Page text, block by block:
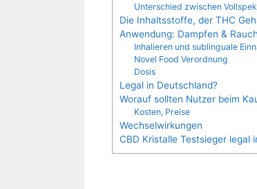
Unterschied zwischen
Die Inhaltsstoffe, der THC
Anwendung: Dampfen &
Inhalieren und sublinguale
Novel Food Verordnung
Dosis
Legal in Deutschland?
Worauf sollten Nutzer beim
Kosten, Preise
Wechselwirkungen
CBD Kristalle Testsieger legal